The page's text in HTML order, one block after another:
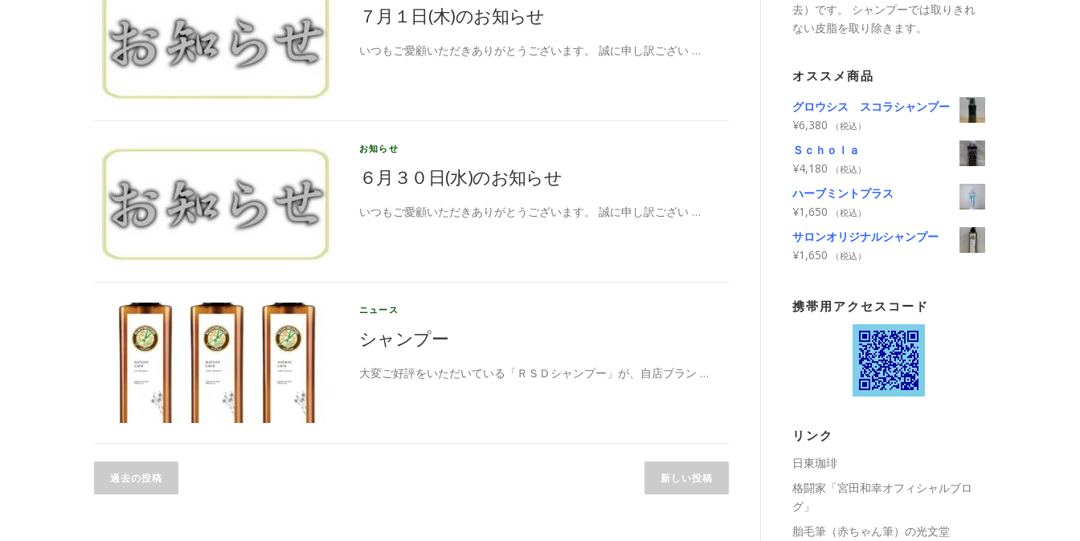
７月１日(木)のお知らせ
いつもご愛顧いただきありがとうございます。 誠に申し訳ござい …
お知らせ
６月３０日(水)のお知らせ
いつもご愛顧いただきありがとうございます。 誠に申し訳ござい …
ニュース
シャンプー
大変ご好評をいただいている「ＲＳＤシャンプー」が、自店ブラン …
投
稿過去の投稿 新しい投稿
去）です。 シャンプーでは取りきれ
ない皮脂を取り除きます。
オススメ商品
グロウシス スコラシャンプー
¥6,380 （税込）
Ｓｃｈｏｌａ
¥4,180 （税込）
ハーブミントプラス
¥1,650 （税込）
サロンオリジナルシャンプー
¥1,650 （税込）
携帯用アクセスコード
リンク
日東珈琲
格闘家「宮田和幸オフィシャルブロ
グ」
胎毛筆（赤ちゃん筆）の光文堂